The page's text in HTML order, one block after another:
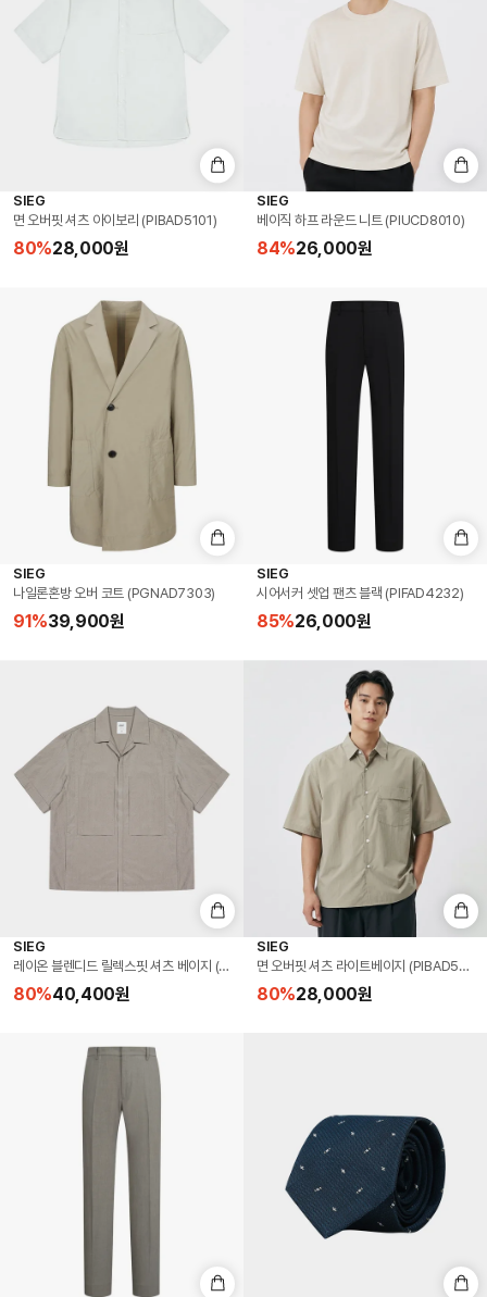
SIEG
면 오버핏 셔츠 아이보리 (PIBAD5101)
80%28,000원
SIEG
베이직 하프 라운드 니트 (PIUCD8010)
84%26,000원
SIEG
나일론혼방 오버 코트 (PGNAD7303)
91 %39,900원
SIEG
시어서커 셋업 팬츠 블랙 (PIFAD4232)
85%26,000원
SIEG
레이온 블렌디드 릴렉스핏 셔츠 베이지 (PIBAD5022)
80%40,400원
SIEG
면 오버핏 셔츠 라이트베이지 (PIBAD5103)
80%28,000원